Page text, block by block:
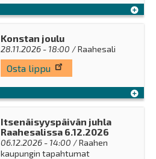
Konstan joulu
28.11.2026 - 18:00 / Raahesali
Osta lippu
Itsenäisyyspäivän juhla
Raahesalissa 6.12.2026
06.12.2026 - 14:00 / Raahen
kaupungin tapahtumat